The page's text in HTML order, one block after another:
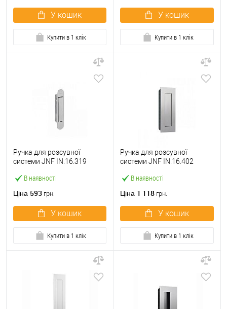
У кошик
Купити в 1 клік
У кошик
Купити в 1 клік
В наявності
Ручка для розсувної
системи JNF IN.16.319
Ціна 593 грн.
У кошик
Купити в 1 клік
В наявності
Ручка для розсувної
системи JNF IN.16.402
Ціна 1 118 грн.
У кошик
Купити в 1 клік